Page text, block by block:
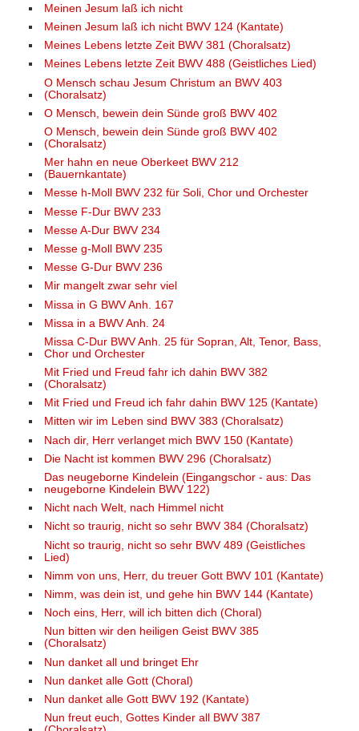
Meinen Jesum laß ich nicht
Meinen Jesum laß ich nicht BWV 124 (Kantate)
Meines Lebens letzte Zeit BWV 381 (Choralsatz)
Meines Lebens letzte Zeit BWV 488 (Geistliches Lied)
O Mensch schau Jesum Christum an BWV 403
(Choralsatz)
O Mensch, bewein dein Sünde groß BWV 402
O Mensch, bewein dein Sünde groß BWV 402
(Choralsatz)
Mer hahn en neue Oberkeet BWV 212
(Bauernkantate)
Messe h-Moll BWV 232 für Soli, Chor und Orchester
Messe F-Dur BWV 233
Messe A-Dur BWV 234
Messe g-Moll BWV 235
Messe G-Dur BWV 236
Mir mangelt zwar sehr viel
Missa in G BWV Anh. 167
Missa in a BWV Anh. 24
Missa C-Dur BWV Anh. 25 für Sopran, Alt, Tenor, Bass,
Chor und Orchester
Mit Fried und Freud fahr ich dahin BWV 382
(Choralsatz)
Mit Fried und Freud ich fahr dahin BWV 125 (Kantate)
Mitten wir im Leben sind BWV 383 (Choralsatz)
Nach dir, Herr verlanget mich BWV 150 (Kantate)
Die Nacht ist kommen BWV 296 (Choralsatz)
Das neugeborne Kindelein (Eingangschor - aus: Das
neugeborne Kindelein BWV 122)
Nicht nach Welt, nach Himmel nicht
Nicht so traurig, nicht so sehr BWV 384 (Choralsatz)
Nicht so traurig, nicht so sehr BWV 489 (Geistliches
Lied)
Nimm von uns, Herr, du treuer Gott BWV 101 (Kantate)
Nimm, was dein ist, und gehe hin BWV 144 (Kantate)
Noch eins, Herr, will ich bitten dich (Choral)
Nun bitten wir den heiligen Geist BWV 385
(Choralsatz)
Nun danket all und bringet Ehr
Nun danket alle Gott (Choral)
Nun danket alle Gott BWV 192 (Kantate)
Nun freut euch, Gottes Kinder all BWV 387